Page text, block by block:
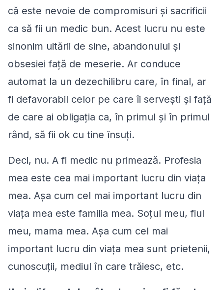
că este nevoie de compromisuri şi sacrificii
ca să fii un medic bun. Acest lucru nu este
sinonim uitării de sine, abandonului şi
obsesiei faţă de meserie. Ar conduce
automat la un dezechilibru care, în final, ar
fi defavorabil celor pe care îi serveşti şi faţă
de care ai obligaţia ca, în primul şi în primul
rând, să fii ok cu tine însuţi.
Deci, nu. A fi medic nu primează. Profesia
mea este cea mai important lucru din viaţa
mea. Aşa cum cel mai important lucru din
viaţa mea este familia mea. Soţul meu, fiul
meu, mama mea. Aşa cum cel mai
important lucru din viaţa mea sunt prietenii,
cunoscuţii, mediul în care trăiesc, etc.